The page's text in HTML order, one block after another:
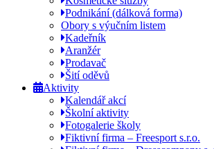
Podnikání (dálková forma)
Obory s výučním listem
Kadeřník
Aranžér
Prodavač
Šití oděvů
Aktivity
Kalendář akcí
Školní aktivity
Fotogalerie školy
Fiktivní firma – Freesport s.r.o.